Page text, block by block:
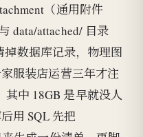
（通用附件
data/attached/ 目录
掉数据库记录，物理图
服装店运营三年才注
其中 18GB 是早就没人
用 SQL 先把